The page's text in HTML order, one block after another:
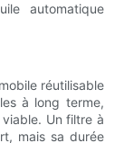
automatique
réutilisable
à long terme,
Un filtre à
mais sa durée